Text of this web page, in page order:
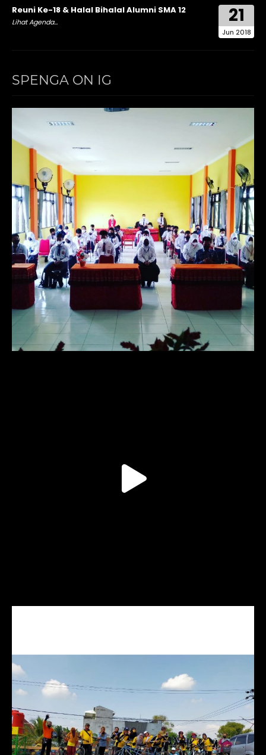
21
Jun 2018
Reuni Ke-18 & Halal Bihalal Alumni SMA 12
Lihat Agenda...
SPENGA ON IG